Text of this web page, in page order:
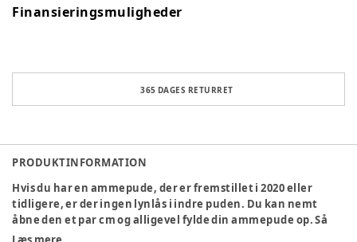
Finansieringsmuligheder
365 DAGES RETURRET
PRODUKTINFORMATION
Hvis du har en ammepude, der er fremstillet i 2020 eller
tidligere, er der ingen lynlås i indre puden. Du kan nemt
åbne den et par cm og alligevel fylde din ammepude op. Så
har du igen en behagelig multifunktionspude, der holder